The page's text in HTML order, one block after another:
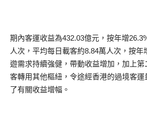
期內客運收益為432.03億元，按年增
人次，平均每日載客約8.84萬人次，按年
遊需求持續強健，帶動收益增加，加上
客轉用其他樞紐，令途經香港的過境客
了有關收益增幅。